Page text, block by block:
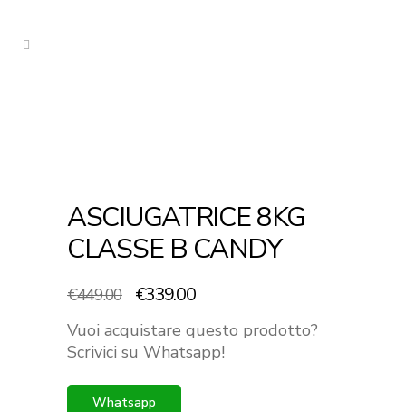
ASCIUGATRICE 8KG
CLASSE B CANDY
€449.00
Il
originale
era:
€449.00.
€339.00Il
attuale
è:
Vuoi acquistare questo prodotto?
Scrivici su Whatsapp!
Whatsapp